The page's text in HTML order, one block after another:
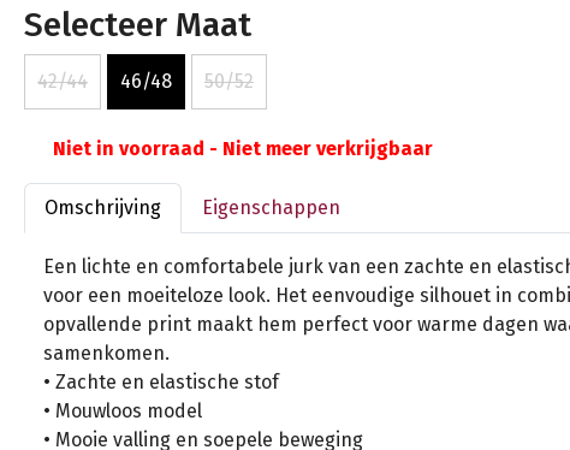
Selecteer Maat
42/44 46/48 50/52
Niet in voorraad - Niet meer verkrijgbaar
Omschrijving Eigenschappen
Een lichte en comfortabele jurk van een zachte en
voor een moeiteloze look. Het eenvoudige silhouet in
opvallende print maakt hem perfect voor warme dagen
samenkomen.
• Zachte en elastische stof
• Mouwloos model
• Mooie valling en soepele beweging